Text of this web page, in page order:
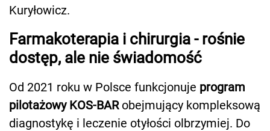
Kuryłowicz.
Farmakoterapia i chirurgia - rośnie
dostęp, ale nie świadomość
Od 2021 roku w Polsce funkcjonuje program
pilotażowy KOS-BARobejmujący kompleksową
diagnostykę i leczenie otyłości olbrzymiej. Do